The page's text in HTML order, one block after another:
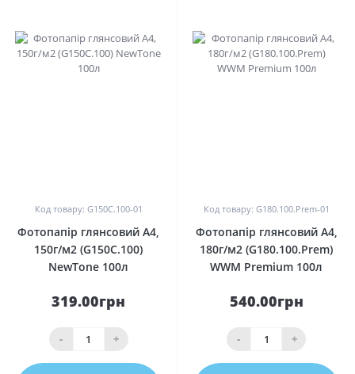
Код товару: G150C.100-01
Фотопапір глянсовий A4,
150г/м2 (G150C.100)
NewTone 100л
319.00грн
- +
Код товару: G180.100.Prem-01
Фотопапір глянсовий A4,
180г/м2 (G180.100.Prem)
WWM Premium 100л
540.00грн
- +